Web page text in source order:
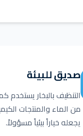
صديق للبيئة
التنظيف بالبخار يستخدم
من الماء والمنتجات
يجعله خياراً بيئياً مسؤولاً.